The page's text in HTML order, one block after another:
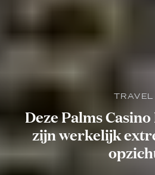
TRAVEL
Deze Palms
zijn werkelijk